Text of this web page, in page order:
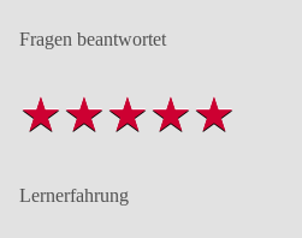
Fragen beantwortet
Lernerfahrung